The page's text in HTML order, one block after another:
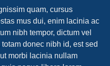
quam, cursus
mus dui, enim lacinia ac
nibh tempor, dictum vel
donec nibh id, est sed
morbi lacinia nullam